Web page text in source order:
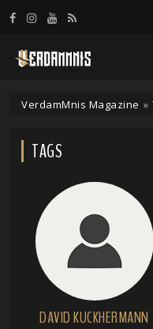
VerdamMnis Magazine »
TAGS
DAVID KUCKHERMANN
Panneau de gestion des